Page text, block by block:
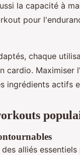
la capacité à
pour
chaque
cardio. Maximiser
ingrédients actifs
alliés